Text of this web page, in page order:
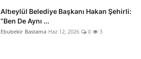
Altıeylül Belediye Başkanı Hakan Şehirli:
“Ben De Aynı ...
Ebubekir Bastama Haz 12, 2026 0 3